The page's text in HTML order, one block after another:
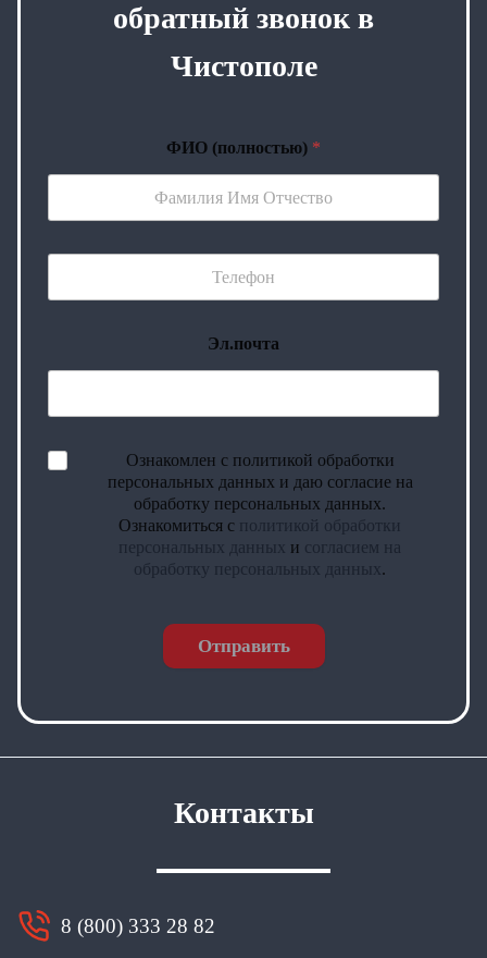
обратный звонок в
Чистополе
ФИО (полностью) *
Эл.почта
Ознакомлен с политикой обработки
персональных данных и даю согласие на
обработку персональных данных.
Ознакомиться с политикой обработки
персональных данных и согласием на
обработку персональных данных.
Отправить
Контакты
8 (800) 333 28 82